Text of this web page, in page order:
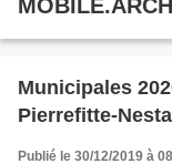
Municipales
Pierrefitte-
Publié le 30/12/2019 à